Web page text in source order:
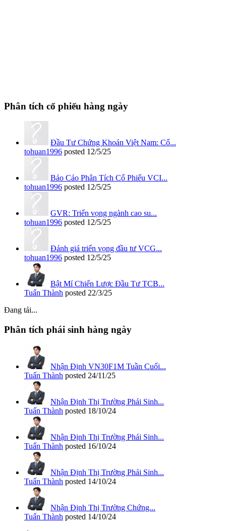
Phân tích cổ phiếu hàng ngày
Đầu Tư Chứng Khoán Việt Nam: Cổ...
tohuan1996 posted 12/5/25
Báo Cáo Phân Tích Cổ Phiếu VCI...
tohuan1996 posted 12/5/25
GVR: Triển vọng ngành cao su...
tohuan1996 posted 12/5/25
Đánh giá triển vọng đầu tư VCG...
tohuan1996 posted 12/5/25
Bật Mí Chiến Lược Đầu Tư TCB...
Tuấn Thành posted 22/3/25
Đang tải...
Phân tích phái sinh hàng ngày
Nhận Định VN30F1M Tuần Cuối...
Tuấn Thành posted 24/11/25
Nhận Định Thị Trường Phái Sinh...
Tuấn Thành posted 18/10/24
Nhận Định Thị Trường Phái Sinh...
Tuấn Thành posted 16/10/24
Nhận Định Thị Trường Phái Sinh...
Tuấn Thành posted 14/10/24
Nhận Định Thị Trường Chứng...
Tuấn Thành posted 14/10/24